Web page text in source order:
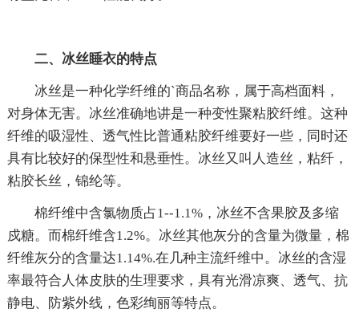
二、冰丝睡衣的特点
冰丝是一种化学纤维的`商品名称，属于高档面料，
对身体无害。冰丝准确地讲是一种变性聚粘胶纤维。这种
纤维的吸湿性、透气性比普通粘胶纤维要好一些，同时还
具有比较好的保型性和悬垂性。冰丝又叫人造丝，粘纤，
粘胶长丝，锦纶等。
棉纤维中含氯物质占1--1.1%，冰丝不含果胶及多缩
戍糖。而棉纤维含1.2%。冰丝其他灰分的含量为微量，棉
纤维灰分的含量达1.14%.在几种主流纤维中。冰丝的含湿
率最符合人体皮肤的生理要求，具有光滑凉爽、透气、抗
静电、防紫外线，色彩绚丽等特点。